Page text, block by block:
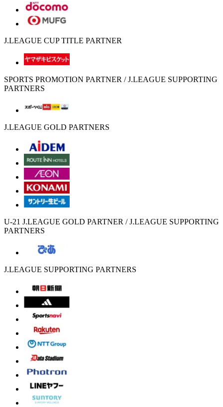
J.LEAGUE CUP TITLE PARTNER
SPORTS PROMOTION PARTNER / J.LEAGUE SUPPORTING
PARTNERS
J.LEAGUE GOLD PARTNERS
U-21 J.LEAGUE GOLD PARTNER / J.LEAGUE SUPPORTING
PARTNERS
J.LEAGUE SUPPORTING PARTNERS